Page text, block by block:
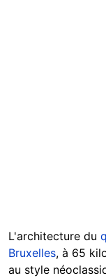
L'architecture du
Bruxelles, à 65
au style